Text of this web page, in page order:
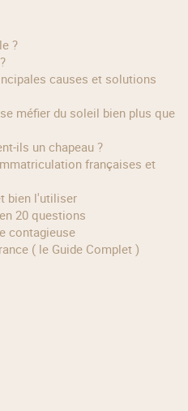
?
un chapeau ?
bien l'utiliser
20 questions
contagieuse
( le Guide Complet )